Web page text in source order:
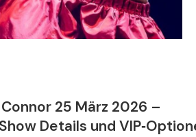
25 März 2026 –
Details und